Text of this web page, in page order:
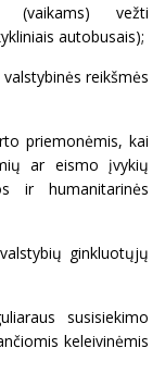
(vaikams) vežti
autobusais);
reikšmės
priemonėmis, kai
ar eismo įvykių
ir humanitarinės
ginkluotųjų
susisiekimo
keleivinėmis